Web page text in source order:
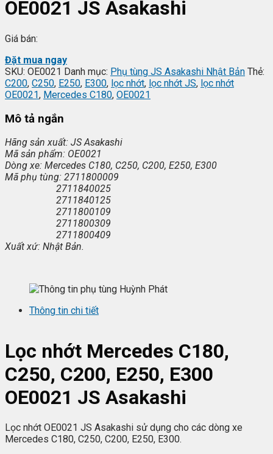
OE0021 JS Asakashi
Giá bán:
Đặt mua ngay
SKU: OE0021 Danh mục: Phụ tùng JS Asakashi Nhật Bản Thẻ:
C200, C250, E250, E300, lọc nhớt, lọc nhớt JS, lọc nhớt
OE0021, Mercedes C180, OE0021
Mô tả ngắn
Hãng sản xuất: JS Asakashi
Mã sản phẩm: OE0021
Dòng xe: Mercedes C180, C250, C200, E250, E300
Mã phụ tùng: 2711800009
2711840025
2711840125
2711800109
2711800309
2711800409
Xuất xứ: Nhật Bản.
Thông tin chi tiết
Lọc nhớt Mercedes C180,
C250, C200, E250, E300
OE0021 JS Asakashi
Lọc nhớt OE0021 JS Asakashi sử dụng cho các dòng xe
Mercedes C180, C250, C200, E250, E300.